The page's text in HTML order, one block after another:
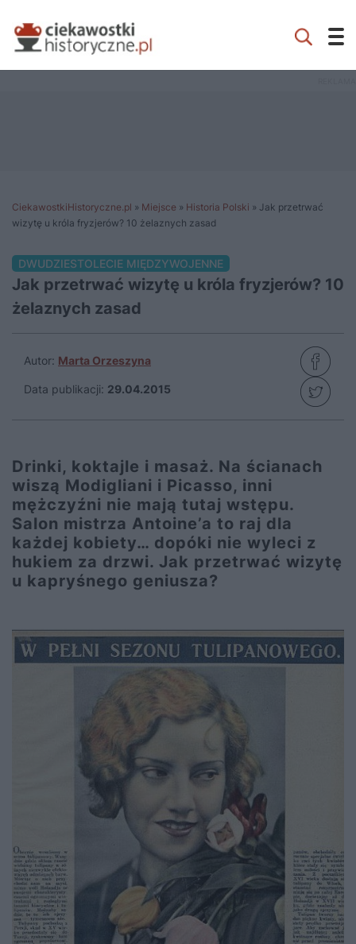
CiekawostkiHistoryczne.pl » Miejsce » Historia Polski » Jak przetrwać
wizytę u króla fryzjerów? 10 żelaznych zasad
DWUDZIESTOLECIE MIĘDZYWOJENNE
Jak przetrwać wizytę u króla fryzjerów? 10
żelaznych zasad
Autor: Marta Orzeszyna
Data publikacji: 29.04.2015
Drinki, koktajle i masaż. Na ścianach
wiszą Modigliani i Picasso, inni
mężczyźni nie mają tutaj wstępu.
Salon mistrza Antoine’a to raj dla
każdej kobiety… dopóki nie wyleci z
hukiem za drzwi. Jak przetrwać wizytę
u kapryśnego geniusza?